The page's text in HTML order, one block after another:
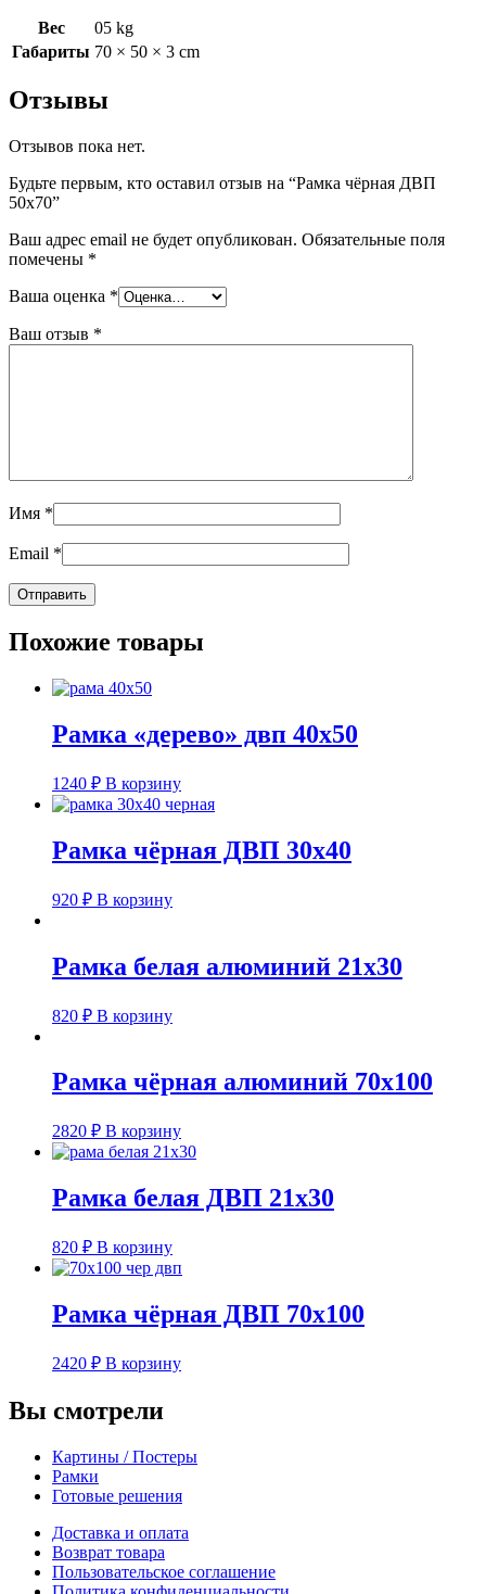
Вес
05 kg
Габариты 70 × 50 × 3 cm
Отзывы
Отзывов пока нет.
Будьте первым, кто оставил отзыв на “Рамка чёрная ДВП
50х70”
Ваш адрес email не будет опубликован. Обязательные поля
помечены *
Ваша оценка *
Ваш отзыв *
Имя *
Email *
Похожие товары
Рамка «дерево» двп 40х50
1240 ₽ В корзину
Рамка чёрная ДВП 30х40
920 ₽ В корзину
Рамка белая алюминий 21х30
820 ₽ В корзину
Рамка чёрная алюминий 70х100
2820 ₽ В корзину
Рамка белая ДВП 21х30
820 ₽ В корзину
Рамка чёрная ДВП 70х100
2420 ₽ В корзину
Вы смотрели
Картины / Постеры
Рамки
Готовые решения
Доставка и оплата
Возврат товара
Пользовательское соглашение